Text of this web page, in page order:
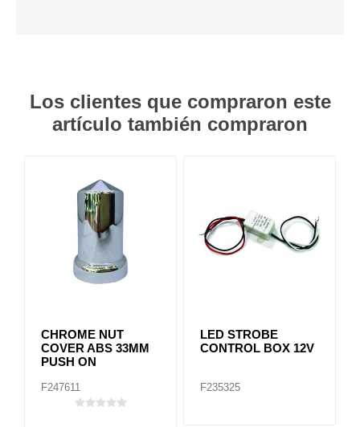
Los clientes que compraron este
artículo también compraron
CHROME NUT
COVER ABS 33MM
PUSH ON
F247611
LED STROBE
CONTROL BOX 12V
F235325